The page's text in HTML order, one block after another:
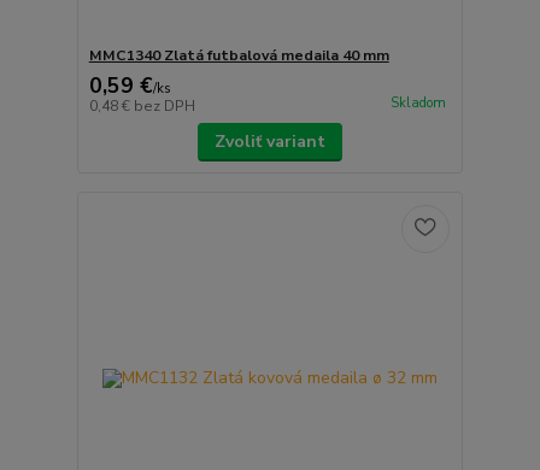
MMC1340 Zlatá futbalová medaila 40 mm
0,59 €/ks
0,48 € bez DPH Skladom
Zvoliť variant